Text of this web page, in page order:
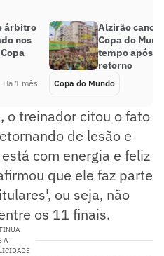
árbitro
nos
Há 1 mês
Alzirão
Copa do
tempo após
retorno
Copa do Mundo
o treinador citou o fato
de lesão e
com energia e feliz
que ele faz parte
ou seja, não
os 11 finais.
A